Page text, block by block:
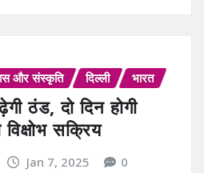
और संस्कृति दिल्ली भारत
ठंड, दो दिन होगी
सक्रिय
Jan 7, 2025 0